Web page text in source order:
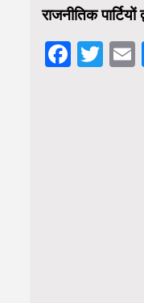
राजनीतिक